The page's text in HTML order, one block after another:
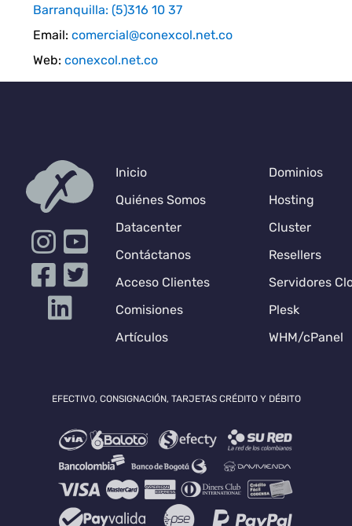
Barranquilla: (5)316 10 37
Email: comercial@conexcol.net.co
Web: conexcol.net.co
Inicio
Quiénes Somos
Datacenter
Contáctanos
Acceso Clientes
Comisiones
Artículos
Dominios
Hosting
Cluster
Resellers
Servidores
Plesk
WHM/cPanel
EFECTIVO, CONSIGNACIÓN, TARJETAS CRÉDITO Y DÉBITO